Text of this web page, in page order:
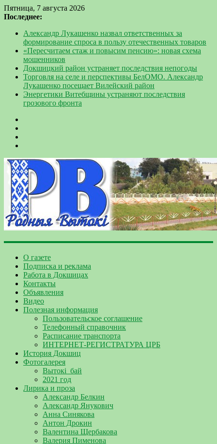
Пятница, 7 августа 2026
Последнее:
Александр Лукашенко назвал ответственных за
формирование спроса в пользу отечественных товаров
«Пересчитаем стаж и повысим пенсию»: новая схема
мошенников
Докшицкий район устраняет последствия непогоды
Торговля на селе и перспективы БелОМО. Александр
Лукашенко посещает Вилейский район
Энергетики Витебщины устраняют последствия
грозового фронта
О газете
Подписка и реклама
Работа в Докшицах
Контакты
Объявления
Видео
Полезная информация
Пользовательское соглашение
Телефонный справочник
Расписание транспорта
ИНТЕРНЕТ-РЕГИСТРАТУРА ЦРБ
История Докшиц
Фотогалерея
Вытокі_бай
2021 год
Лирика и проза
Александр Белкин
Александр Янукович
Анна Синякова
Антон Дрокин
Валентина Щербакова
Валерия Пименова